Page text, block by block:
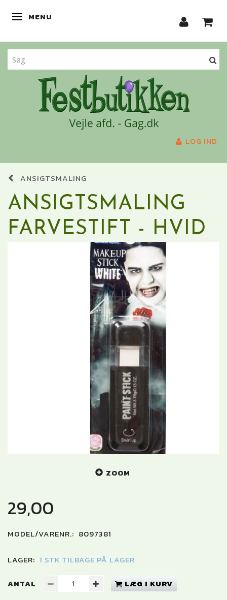
SKIFTE NAVIGATION
MENU
LOG IND
ANSIGTSMALING
ANSIGTSMALING
FARVESTIFT - HVID
ZOOM
29,00
MODEL/VARENR.: 8097381
LAGER: 1 STK TILBAGE PÅ LAGER
ANTAL LÆG I KURV